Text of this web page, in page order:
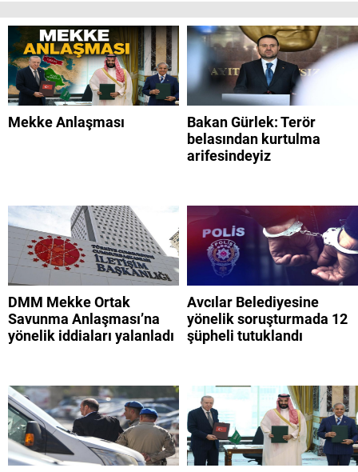
Mekke Anlaşması
Bakan Gürlek: Terör
belasından kurtulma
arifesindeyiz
DMM Mekke Ortak
Savunma Anlaşması’na
yönelik iddiaları yalanladı
Avcılar Belediyesine
yönelik soruşturmada 12
şüpheli tutuklandı